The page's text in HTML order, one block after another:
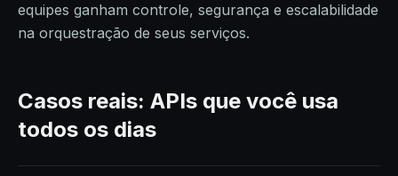
equipes ganham controle, segurança e escalabilidade
na orquestração de seus serviços.
Casos reais: APIs que você usa
todos os dias